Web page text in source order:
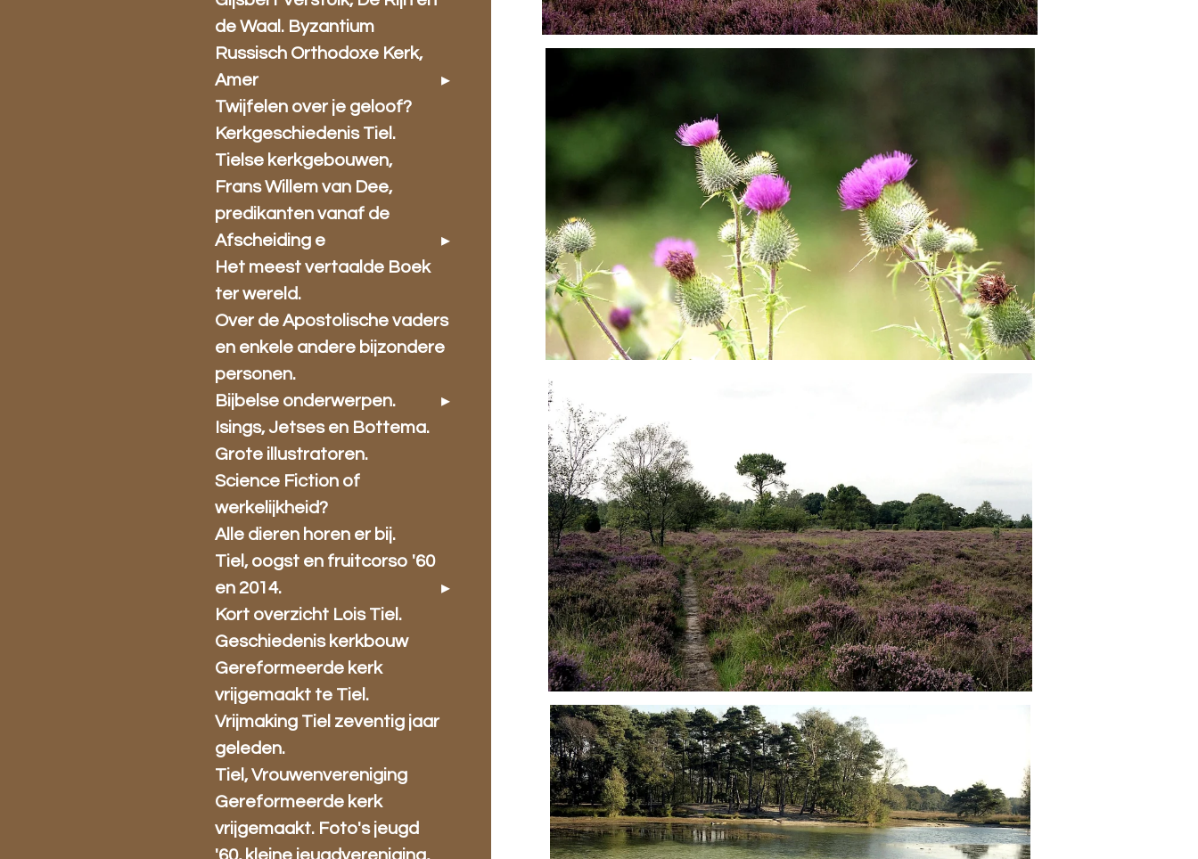
de Waal. Byzantium
Russisch Orthodoxe Kerk,
Amer
Twijfelen over je geloof?
Kerkgeschiedenis Tiel.
Tielse kerkgebouwen,
Frans Willem van Dee,
predikanten vanaf de
Afscheiding e
Het meest vertaalde Boek
ter wereld.
Over de Apostolische vaders
en enkele andere bijzondere
personen.
Bijbelse onderwerpen.
Isings, Jetses en Bottema.
Grote illustratoren.
Science Fiction of
werkelijkheid?
Alle dieren horen er bij.
Tiel, oogst en fruitcorso '60
en 2014.
Kort overzicht Lois Tiel.
Geschiedenis kerkbouw
Gereformeerde kerk
vrijgemaakt te Tiel.
Vrijmaking Tiel zeventig jaar
geleden.
Tiel, Vrouwenvereniging
Gereformeerde kerk
vrijgemaakt. Foto's jeugd
'60, kleine jeugdvereniging,